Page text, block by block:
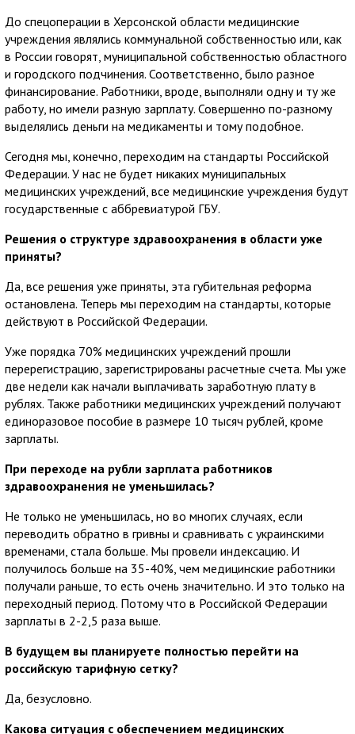
До спецоперации в Херсонской области медицинские
учреждения являлись коммунальной собственностью или, как
в России говорят, муниципальной собственностью областного
и городского подчинения. Соответственно, было разное
финансирование. Работники, вроде, выполняли одну и ту же
работу, но имели разную зарплату. Совершенно по-разному
выделялись деньги на медикаменты и тому подобное.
Сегодня мы, конечно, переходим на стандарты Российской
Федерации. У нас не будет никаких муниципальных
медицинских учреждений, все медицинские учреждения будут
государственные с аббревиатурой ГБУ.
Решения о структуре здравоохранения в области уже
приняты?
Да, все решения уже приняты, эта губительная реформа
остановлена. Теперь мы переходим на стандарты, которые
действуют в Российской Федерации.
Уже порядка 70% медицинских учреждений прошли
перерегистрацию, зарегистрированы расчетные счета. Мы уже
две недели как начали выплачивать заработную плату в
рублях. Также работники медицинских учреждений получают
единоразовое пособие в размере 10 тысяч рублей, кроме
зарплаты.
При переходе на рубли зарплата работников
здравоохранения не уменьшилась?
Не только не уменьшилась, но во многих случаях, если
переводить обратно в гривны и сравнивать с украинскими
временами, стала больше. Мы провели индексацию. И
получилось больше на 35-40%, чем медицинские работники
получали раньше, то есть очень значительно. И это только на
переходный период. Потому что в Российской Федерации
зарплаты в 2-2,5 раза выше.
В будущем вы планируете полностью перейти на
российскую тарифную сетку?
Да, безусловно.
Какова ситуация с обеспечением медицинских